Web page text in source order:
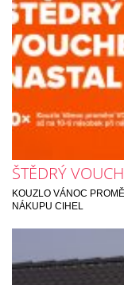
ŠTĚDRÝ
KOUZLO VÁNOC
NÁKUPU CIHEL